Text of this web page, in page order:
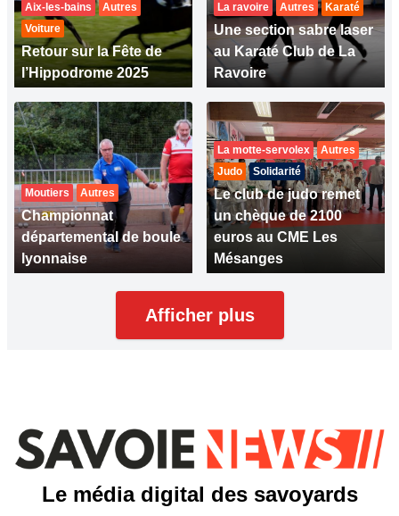
Aix-les-bains
Autres
Voiture
Retour sur la Fête de
l’Hippodrome 2025
La ravoire Autres Karaté
Une section sabre laser
au Karaté Club de La
Ravoire
Moutiers Autres
Championnat
départemental de boule
lyonnaise
La motte-servolex
Autres
Judo
Solidarité
Le club de judo remet
un chèque de 2100
euros au CME Les
Mésanges
Afficher plus
Le média digital des savoyards